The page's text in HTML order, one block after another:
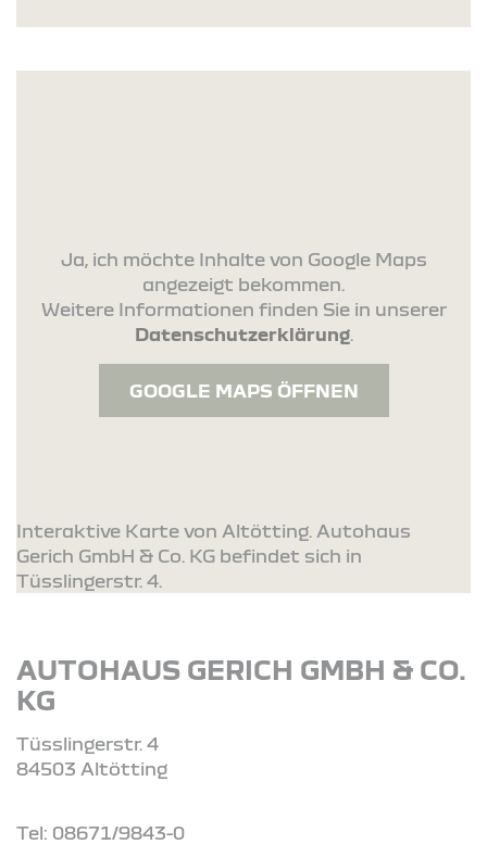
Ja, ich möchte Inhalte von Google Maps
angezeigt bekommen.
Weitere Informationen finden Sie in unserer
Datenschutzerklärung.
GOOGLE MAPS ÖFFNEN
Interaktive Karte von Altötting. Autohaus
Gerich GmbH & Co. KG befindet sich in
Tüsslingerstr. 4.
AUTOHAUS GERICH GMBH & CO.
KG
Tüsslingerstr. 4
84503 Altötting
Tel: 08671/9843-0